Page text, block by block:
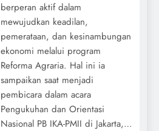
berperan aktif dalam
mewujudkan keadilan,
pemerataan, dan kesinambungan
ekonomi melalui program
Reforma Agraria. Hal ini ia
sampaikan saat menjadi
pembicara dalam acara
Pengukuhan dan Orientasi
Nasional PB IKA-PMII di Jakarta,…